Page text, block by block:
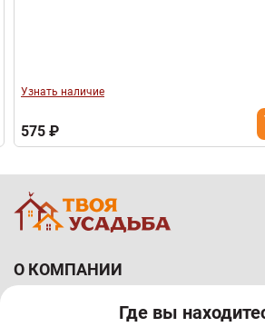
Где вы
Узнать наличие
575 ₽
О КОМПАНИИ
ПОКУПАТЕЛЯМ